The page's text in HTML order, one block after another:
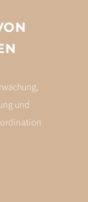
und